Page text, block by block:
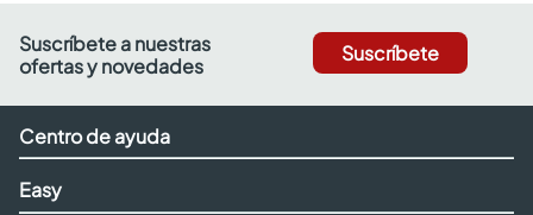
Suscríbete a nuestras
ofertas y novedades
Suscríbete
Centro de ayuda
Easy